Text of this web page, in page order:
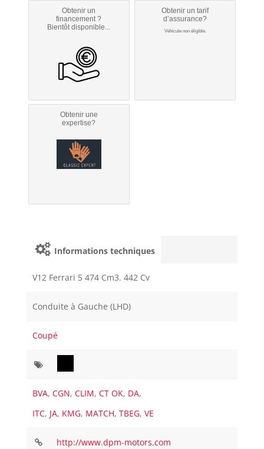
Obtenir un
financement ?
Bientôt disponible...
Obtenir un tarif
d’assurance?
Véhicule non éligible.
Obtenir une
expertise?
Informations techniques
V12 Ferrari 5 474 Cm3. 442 Cv
Conduite à Gauche (LHD)
Coupé
BVA,CGN,CLIM,CT OK, DA,
ITC, JA, KMG, MATCH,TBEG,VE
http://www.dpm-motors.com